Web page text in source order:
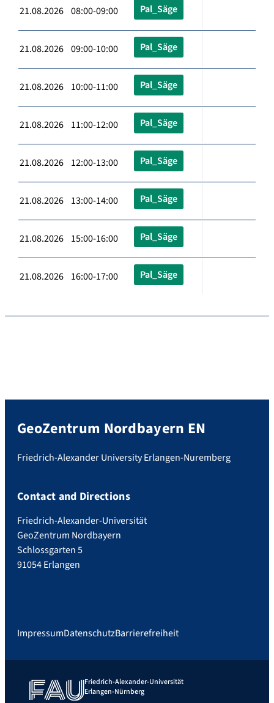
21.08.2026 08:00-09:00 Pal_Säge
21.08.2026 09:00-10:00 Pal_Säge
21.08.2026 10:00-11:00 Pal_Säge
21.08.2026 11:00-12:00 Pal_Säge
21.08.2026 12:00-13:00 Pal_Säge
21.08.2026 13:00-14:00 Pal_Säge
21.08.2026 15:00-16:00 Pal_Säge
21.08.2026 16:00-17:00 Pal_Säge
GeoZentrum Nordbayern EN
Friedrich-Alexander University Erlangen-Nuremberg
Contact and Directions
Friedrich-Alexander-Universität
GeoZentrum Nordbayern
Schlossgarten 5
91054 Erlangen
ImpressumDatenschutzBarrierefreiheit
Friedrich-Alexander-Universität
Erlangen-Nürnberg